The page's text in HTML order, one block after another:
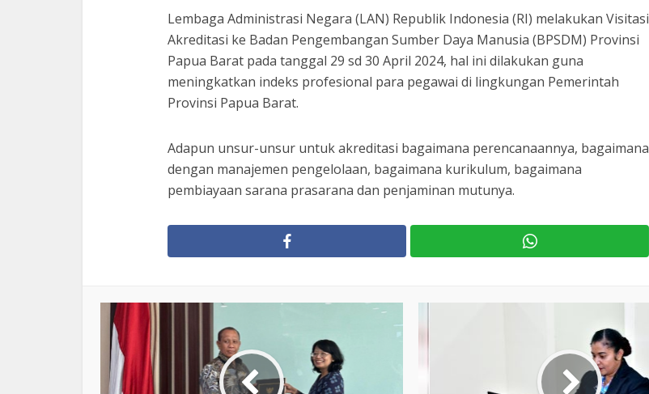
Lembaga Administrasi Negara (LAN) Republik Indonesia (RI) melakukan Visitasi
Akreditasi ke Badan Pengembangan Sumber Daya Manusia (BPSDM) Provinsi
Papua Barat pada tanggal 29 sd 30 April 2024, hal ini dilakukan guna
meningkatkan indeks profesional para pegawai di lingkungan Pemerintah
Provinsi Papua Barat.
Adapun unsur-unsur untuk akreditasi bagaimana perencanaannya, bagaimana
dengan manajemen pengelolaan, bagaimana kurikulum, bagaimana
pembiayaan sarana prasarana dan penjaminan mutunya.